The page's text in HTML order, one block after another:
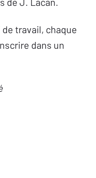
travail, chaque
dans un